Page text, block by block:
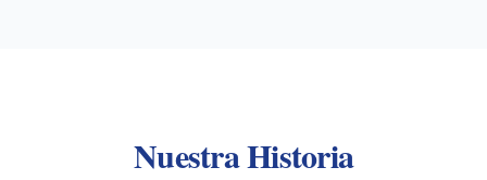
Nuestra Historia